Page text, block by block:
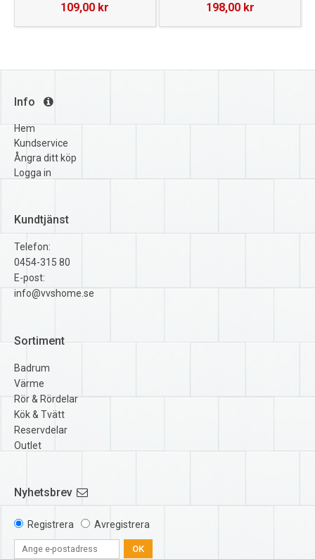
109,00 kr 198,00 kr
Info
Hem
Kundservice
Ångra ditt köp
Logga in
Kundtjänst
Telefon:
0454-315 80
E-post:
info@vvshome.se
Sortiment
Badrum
Värme
Rör & Rördelar
Kök & Tvätt
Reservdelar
Outlet
Nyhetsbrev
Registrera Avregistrera
OK